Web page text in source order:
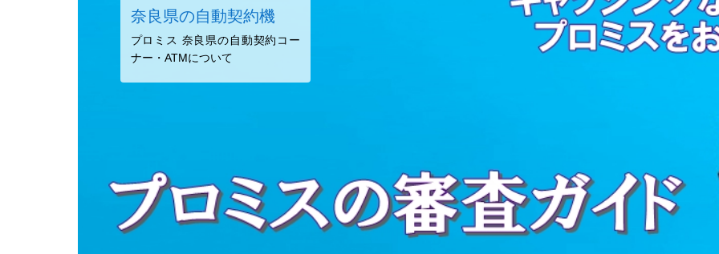
奈良県の自動契約機
プロミス 奈良県の自動契約コー
ナー・ATMについて